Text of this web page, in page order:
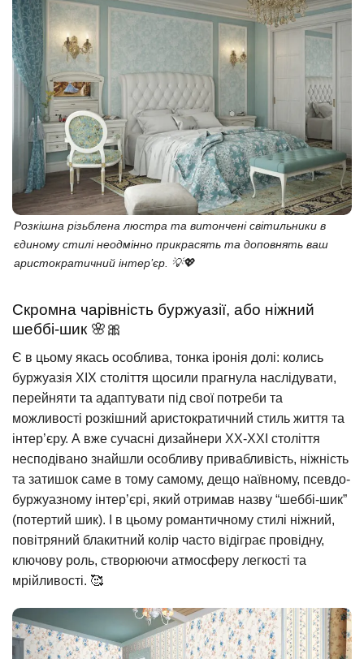
Розкішна різьблена люстра та витончені світильники в
єдиному стилі неодмінно прикрасять та доповнять ваш
аристократичний інтер’єр. 💡💖
Скромна чарівність буржуазії, або ніжний
шеббі-шик 🌸🎀
Є в цьому якась особлива, тонка іронія долі: колись
буржуазія XIX століття щосили прагнула наслідувати,
перейняти та адаптувати під свої потреби та
можливості розкішний аристократичний стиль життя та
інтер’єру. А вже сучасні дизайнери XX-XXI століття
несподівано знайшли особливу привабливість, ніжність
та затишок саме в тому самому, дещо наївному, псевдо-
буржуазному інтер’єрі, який отримав назву “шеббі-шик”
(потертий шик). І в цьому романтичному стилі ніжний,
повітряний блакитний колір часто відіграє провідну,
ключову роль, створюючи атмосферу легкості та
мрійливості. 🥰